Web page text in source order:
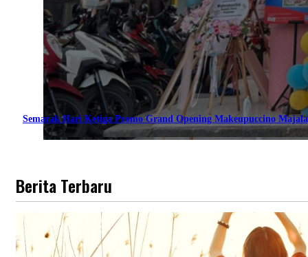
Semarak Hari Ketiga Promo Grand Opening Makeupuccino
Berita Terbaru